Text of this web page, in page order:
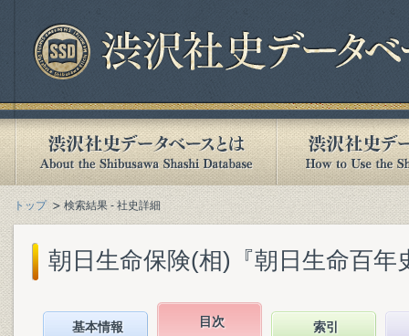
トップ 検索結果 - 社史詳細
朝日生命保険(相)『朝日生命百年
基本情報 目次 索引